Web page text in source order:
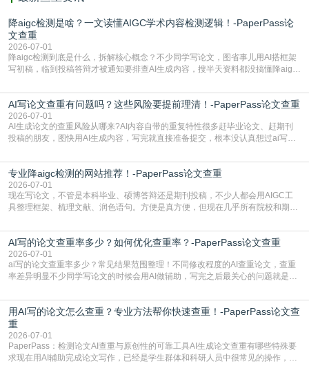
降aigc检测是啥？一文读懂AIGC学术内容检测逻辑！-PaperPass论
文查重
2026-07-01
降aigc检测到底是什么，拆解核心概念？不少同学写论文，图省事儿用AI搭框架
写初稿，临到投稿答辩才被通知要排查AI生成内容，搜半天资料都没搞懂降aigc
怕是已经入行的科研人员，不少人也搞不清降aigc检测是啥，对相关要求摸不
准。其实，降aigc检测是伴随AIGC工具在学术领域普及诞生的新需求，核心是为
了满足现在高校、期刊对AI生
AI写论文查重有问题吗？这些风险要提前理清！-PaperPass论文查重
2026-07-01
AI生成论文的查重风险从哪来?AI内容自带的重复特性很多赶毕业论文、赶期刊
投稿的朋友，图快用AI生成内容，写完就直接准备提交，根本没认真想过ai写论
自带不可忽视的查重风险。AI训练依赖海量公开的文本数据，生成内容本质是基
于训练数据的概率拼接，不是从零开始的原创创作。生成过程中，很容易复用已
有的高频公共表述，甚至直接拼接已经公开
专业降aigc检测的网站推荐！-PaperPass论文查重
2026-07-01
现在写论文，不管是本科毕业、硕博答辩还是期刊投稿，不少人都会用AIGC工
具整理框架、梳理文献、润色语句。方便是真方便，但现在几乎所有院校和期刊
五遍还是过不了预检测的大有人在，这时候，找到靠谱的降AIGC检测率的网
站，就能少走好多弯路。PaperPass：守护学术原创性的智能伙伴AIGC生成内
容的学术合规痛点去年帮一个本科师弟改
AI写的论文查重率多少？如何优化查重率？-PaperPass论文查重
2026-07-01
ai写的论文查重率多少？常见结果范围整理！不同修改程度的AI查重论文，查重
率差异明显不少同学写论文的时候会用AI做辅助，写完之后最关心的问题就是ai
实际情况和大家想的不太一样。AI训练依赖海量公开学术文献、网络内容，生成
内容本质是按照语义概率拼接已有内容，很容易和已发布的作品撞重复，甚至会
直接引用整段已有内容，所以查重率偏高是
用AI写的论文怎么查重？专业方法帮你快速查重！-PaperPass论文查
重
2026-07-01
PaperPass：检测论文AI查重与原创性的可靠工具AI生成论文查重有哪些特殊要
求现在用AI辅助完成论文写作，已经是学生群体和科研人员中很常见的操作，不